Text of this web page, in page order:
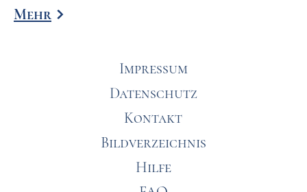
Mehr
Impressum
Datenschutz
Kontakt
Bildverzeichnis
Hilfe